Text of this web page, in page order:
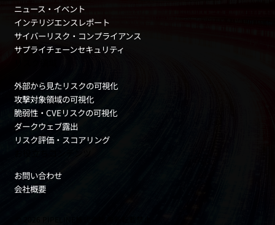
外部から見たリスクの可視化
攻撃対象領域の可視化
脆弱性・CVEリスクの可視化
ダークウェブ露出
リスク評価・スコアリング
ニュース・イベント
インテリジエンスレポート
サイバーリスク・コンプライアンス
サプライチェーンセキュリティ
お問い合わせ
会社概要